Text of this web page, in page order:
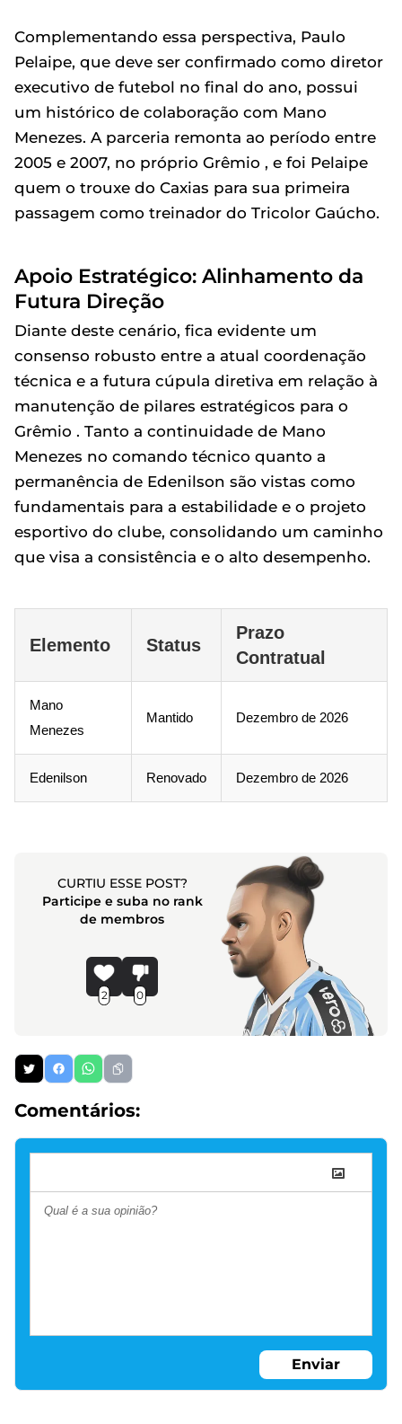
Complementando essa perspectiva, Paulo
Pelaipe, que deve ser confirmado como diretor
executivo de futebol no final do ano, possui
um histórico de colaboração com Mano
Menezes. A parceria remonta ao período entre
2005 e 2007, no próprio Grêmio , e foi Pelaipe
quem o trouxe do Caxias para sua primeira
passagem como treinador do Tricolor Gaúcho.
Apoio Estratégico: Alinhamento da
Futura Direção
Diante deste cenário, fica evidente um
consenso robusto entre a atual coordenação
técnica e a futura cúpula diretiva em relação à
manutenção de pilares estratégicos para o
Grêmio . Tanto a continuidade de Mano
Menezes no comando técnico quanto a
permanência de Edenilson são vistas como
fundamentais para a estabilidade e o projeto
esportivo do clube, consolidando um caminho
que visa a consistência e o alto desempenho.
Elemento Status
Prazo
Contratual
Mano
Menezes
Mantido Dezembro de 2026
Edenilson Renovado Dezembro de 2026
CURTIU ESSE POST?
Participe e suba no rank
de membros
2 0
Comentários:
Enviar